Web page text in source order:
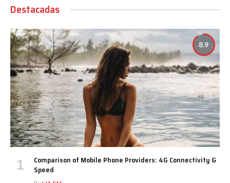
Destacadas
8.9
Comparison of Mobile Phone Providers: 4G Connectivity &
Speed